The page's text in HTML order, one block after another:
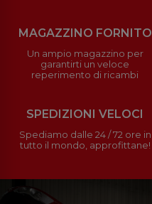
MAGAZZINO FORNITO
Un ampio magazzino per
garantirti un veloce
reperimento di ricambi
SPEDIZIONI VELOCI
Spediamo dalle 24 / 72 ore in
tutto il mondo, approfittane!